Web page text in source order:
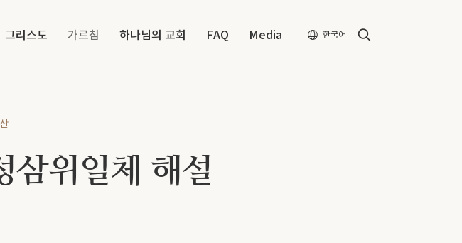
그리스도 가르침 하나님의 교회 FAQ Media 한국어 Search
삼위일체 해설